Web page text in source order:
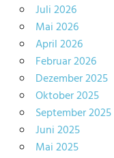
Juli 2026
Mai 2026
April 2026
Februar 2026
Dezember 2025
Oktober 2025
September 2025
Juni 2025
Mai 2025